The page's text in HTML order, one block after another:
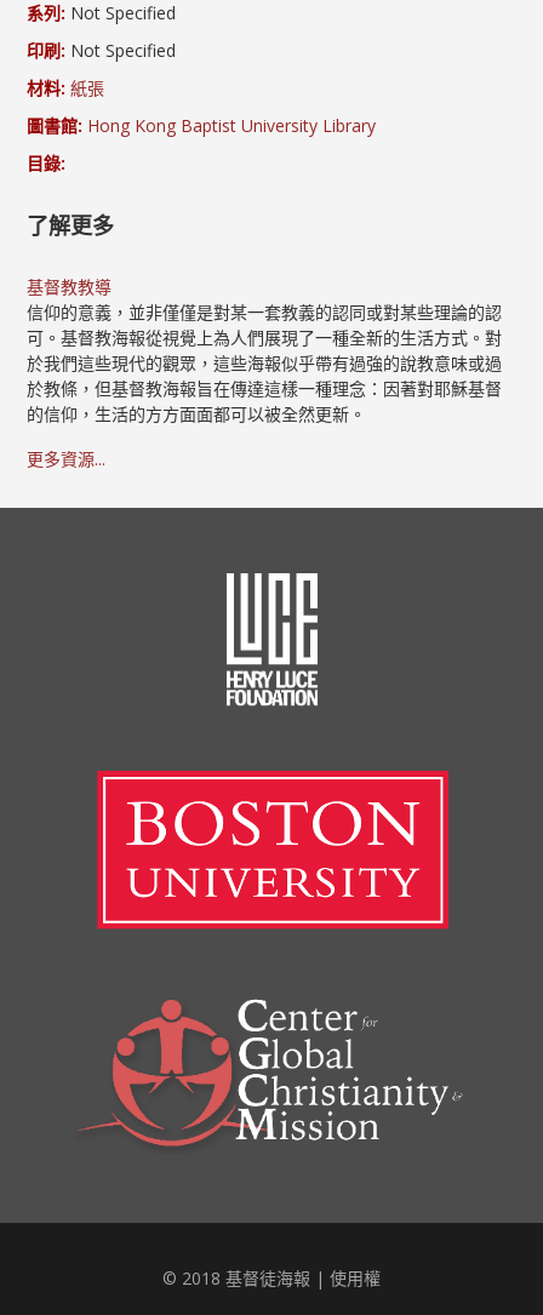
系列: Not Specified
印刷: Not Specified
材料: 紙張
圖書館: Hong Kong Baptist University Library
目錄:
了解更多
基督教教導
信仰的意義，並非僅僅是對某一套教義的認同或對某些理論的認
可。基督教海報從視覺上為人們展現了一種全新的生活方式。對
於我們這些現代的觀眾，這些海報似乎帶有過強的說教意味或過
於教條，但基督教海報旨在傳達這樣一種理念：因著對耶穌基督
的信仰，生活的方方面面都可以被全然更新。
更多資源...
© 2018 基督徒海報 | 使用權